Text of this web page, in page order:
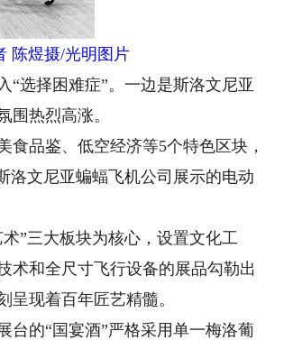
陈煜摄/光明图片
选择困难症”。一边是斯洛文尼亚
围热烈高涨。
品鉴、低空经济等5个特色区块，
洛文尼亚蝙蝠飞机公司展示的电动
”三大板块为核心，设置文化工
术和全尺寸飞行设备的展品勾勒出
现着百年匠艺精髓。
的“国宴酒”严格采用单一梅洛葡